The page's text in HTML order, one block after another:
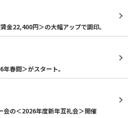
金22,400円＞の大幅アップで調印。
春闘＞がスタート。
会の＜2026年度新年互礼会＞開催